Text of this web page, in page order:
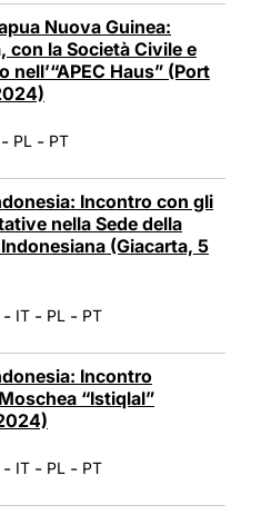
Nuova Guinea:
la Società Civile e
Haus” (Port
- PL - PT
Incontro con gli
nella Sede della
(Giacarta, 5
- IT - PL - PT
Incontro
“Istiqlal”
- IT - PL - PT